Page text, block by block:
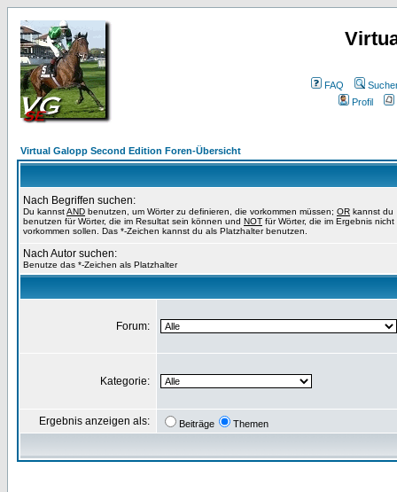
FAQ
Profil
Virtual Galopp Second Edition Foren-Übersicht
Nach Begriffen suchen:
Du kannstAND benutzen, um Wörter zu definieren, die vorkommen müssen; OR kannst du
benutzen für Wörter, die im Resultat sein können und NOT für Wörter, die im Ergebnis nicht
vorkommen sollen. Das *-Zeichen kannst du als Platzhalter benutzen.
Nach Autor suchen:
Benutze das *-Zeichen als Platzhalter
Forum:
Kategorie:
Ergebnis anzeigen als: Beiträge Themen